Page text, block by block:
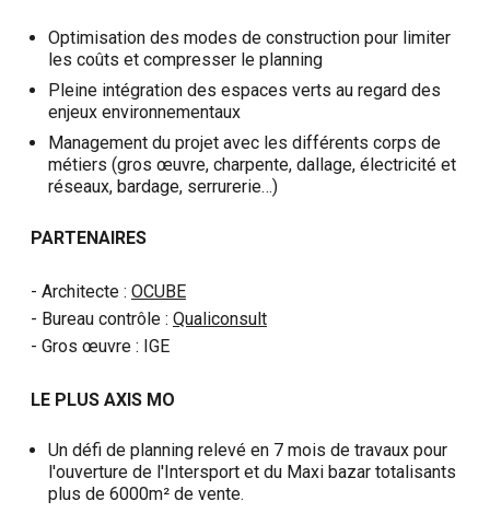
Optimisation des modes de construction pour limiter
les coûts et compresser le planning
Pleine intégration des espaces verts au regard des
enjeux environnementaux
Management du projet avec les différents corps de
métiers (gros œuvre, charpente, dallage, électricité et
réseaux, bardage, serrurerie…)
PARTENAIRES
- Architecte : OCUBE
- Bureau contrôle : Qualiconsult
- Gros œuvre : IGE
LE PLUS AXIS MO
Un défi de planning relevé en 7 mois de travaux pour
l'ouverture de l'Intersport et du Maxi bazar totalisants
plus de 6000m² de vente.